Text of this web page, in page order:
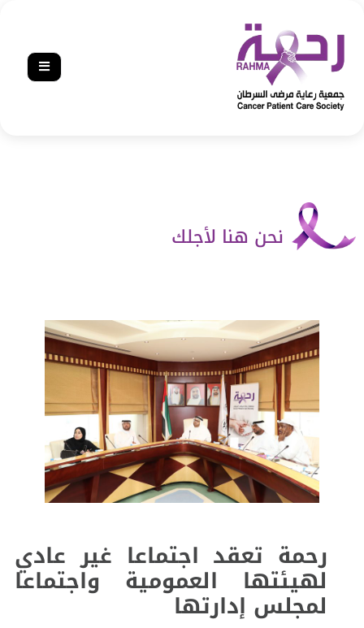
نحن هنا لأجلك‎‎
رحمة تعقد اجتماعا غير عادي
لهيئتها العمومية واجتماعا
لمجلس إدارتها​